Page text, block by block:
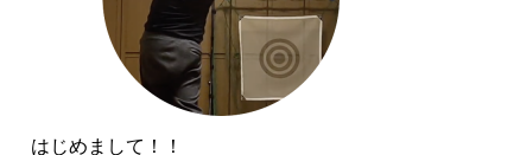
はじめまして！！